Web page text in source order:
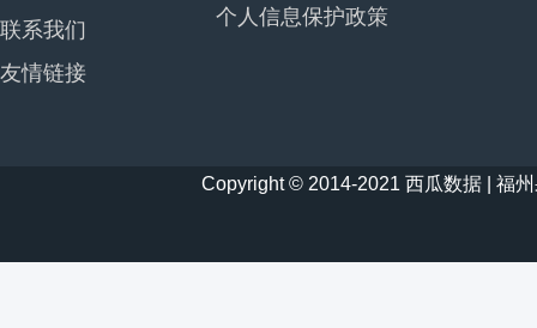
联系我们
友情链接
个人信息保护政策
Copyright © 2014-2021 西瓜数据 | 福